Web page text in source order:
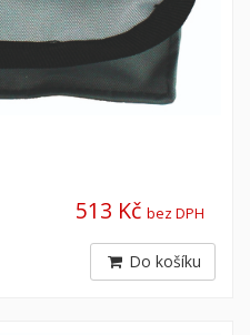
513 Kč bez DPH
Do košíku